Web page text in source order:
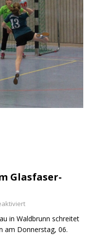
Glasfaser-
in Waldbrunn schreitet
am Donnerstag, 06.